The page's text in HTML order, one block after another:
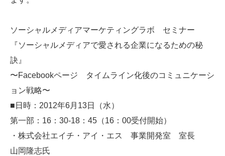
ソーシャルメディアマーケティングラボ セミナー
『ソーシャルメディアで愛される企業になるための秘
訣』
〜Facebookページ タイムライン化後のコミュニケーシ
ョン戦略〜
■日時：2012年6月13日（水）
第一部：16：30-18：45（16：00受付開始）
・株式会社エイチ・アイ・エス 事業開発室 室長
山岡隆志氏